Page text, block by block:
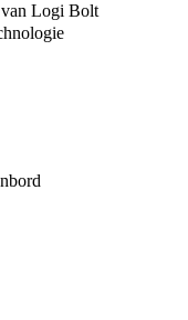
Logi Bolt